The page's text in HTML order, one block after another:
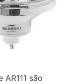
são